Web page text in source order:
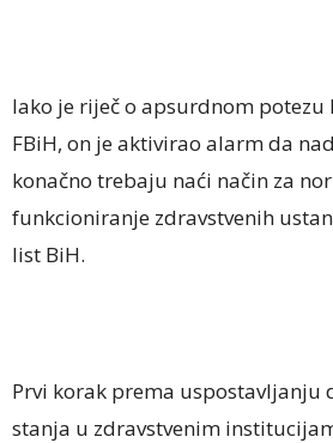
Iako je riječ o apsurdnom potezu
FBiH, on je aktivirao alarm da
konačno trebaju naći način za
funkcioniranje zdravstvenih
list BiH.
Prvi korak prema uspostavljanju
stanja u zdravstvenim